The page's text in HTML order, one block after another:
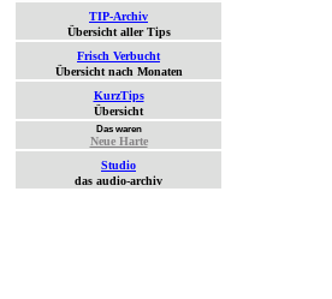
TIP-Archiv
Übersicht aller Tips
Frisch Verbucht
Übersicht nach Monaten
KurzTips
Übersicht
Das waren
Neue Harte
Studio
das audio-archiv